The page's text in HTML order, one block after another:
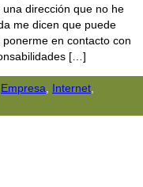
dirección que no he
me dicen que puede
en contacto con
[…]
Empresa Internet